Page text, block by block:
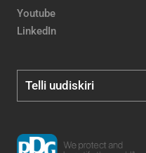
Youtube
LinkedIn
Telli uudiskiri